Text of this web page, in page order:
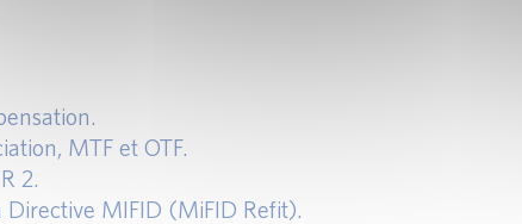
MTF et OTF.
2.
MIFID (MiFID Refit).